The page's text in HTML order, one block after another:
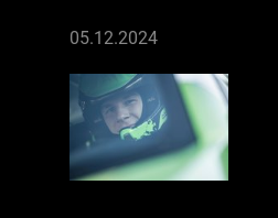
05.12.2024